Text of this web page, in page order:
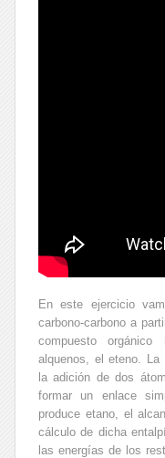
En este ejercicio
carbono-carbono a
compuesto
alquenos, el eteno. La
la adición de dos
formar un enlace
produce etano, el
cálculo de dicha
las energías de los